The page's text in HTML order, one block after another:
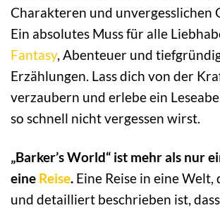
Charakteren und unvergesslichen
Ein absolutes Muss für alle
Fantasy, Abenteuer und
Erzählungen. Lass dich von der
verzaubern und erlebe ein
so schnell nicht vergessen wirst.
„Barker’s World“ ist mehr als nur
eine Reise. Eine Reise in eine Welt,
und detailliert beschrieben ist,